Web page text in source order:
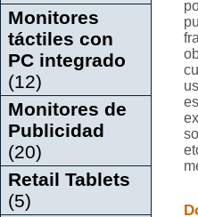
Monitores
táctiles con
PC integrado
(12)
Monitores de
Publicidad
(20)
Retail Tablets
(5)